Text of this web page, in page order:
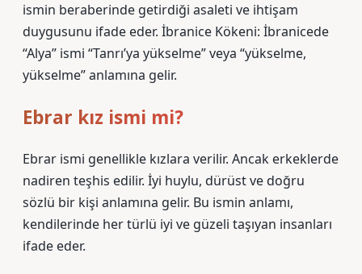
ismin beraberinde getirdiği asaleti ve ihtişam
duygusunu ifade eder. İbranice Kökeni: İbranicede
“Alya” ismi “Tanrı’ya yükselme” veya “yükselme,
yükselme” anlamına gelir.
Ebrar kız ismi mi?
Ebrar ismi genellikle kızlara verilir. Ancak erkeklerde
nadiren teşhis edilir. İyi huylu, dürüst ve doğru
sözlü bir kişi anlamına gelir. Bu ismin anlamı,
kendilerinde her türlü iyi ve güzeli taşıyan insanları
ifade eder.